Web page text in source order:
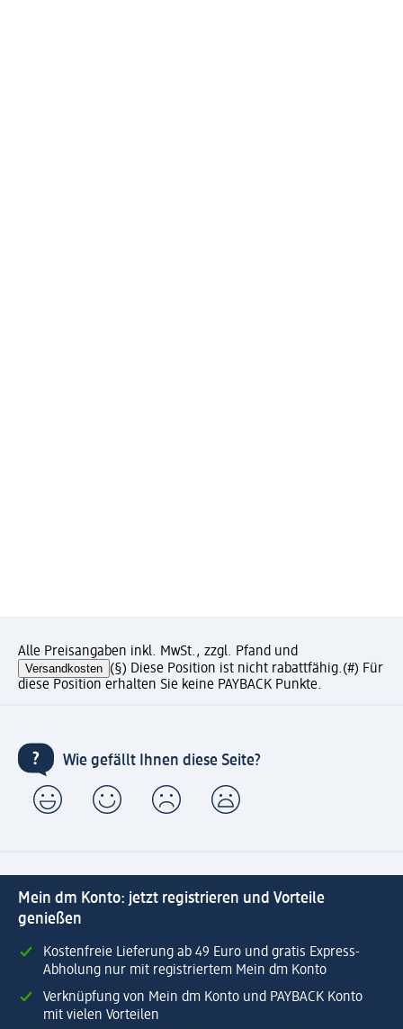
Alle Preisangaben inkl. MwSt., zzgl. Pfand und
Versandkosten (§) Diese Position ist nicht rabattfähig.(#) Für
diese Position erhalten Sie keine PAYBACK Punkte.
Wie gefällt Ihnen diese Seite?
Mein dm Konto: jetzt registrieren und Vorteile
genießen
Kostenfreie Lieferung ab 49 Euro und gratis Express-
Abholung nur mit registriertem Mein dm Konto
Verknüpfung von Mein dm Konto und PAYBACK Konto
mit vielen Vorteilen